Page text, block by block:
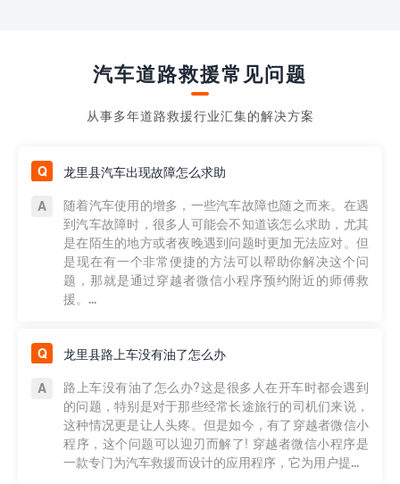
汽车道路救援常见问题
从事多年道路救援行业汇集的解决方案
龙里县汽车出现故障怎么求助
随着汽车使用的增多，一些汽车故障也随之而来。在遇
到汽车故障时，很多人可能会不知道该怎么求助，尤其
是在陌生的地方或者夜晚遇到问题时更加无法应对。但
是现在有一个非常便捷的方法可以帮助你解决这个问
题，那就是通过穿越者微信小程序预约附近的师傅救
援。...
龙里县路上车没有油了怎么办
路上车没有油了怎么办?这是很多人在开车时都会遇到
的问题，特别是对于那些经常长途旅行的司机们来说，
这种情况更是让人头疼。但是如今，有了穿越者微信小
程序，这个问题可以迎刃而解了! 穿越者微信小程序是
一款专门为汽车救援而设计的应用程序，它为用户提...